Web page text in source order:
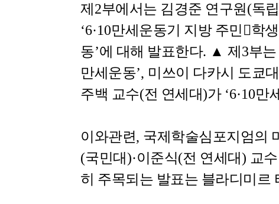
제 2부에서는 김경준 연구원(독
‘6·10만세운동기 지방 주민학
동’에 대해 발표한다. ▲ 제 3부
만세운동’, 미쓰이 다카시 도쿄
주백 교수(전 연세대)가 ‘6·10만
이와관련, 국제학술심포지엄의
(국민대)·이준식(전 연세대) 교
히 주목되는 발표는 블라디미르